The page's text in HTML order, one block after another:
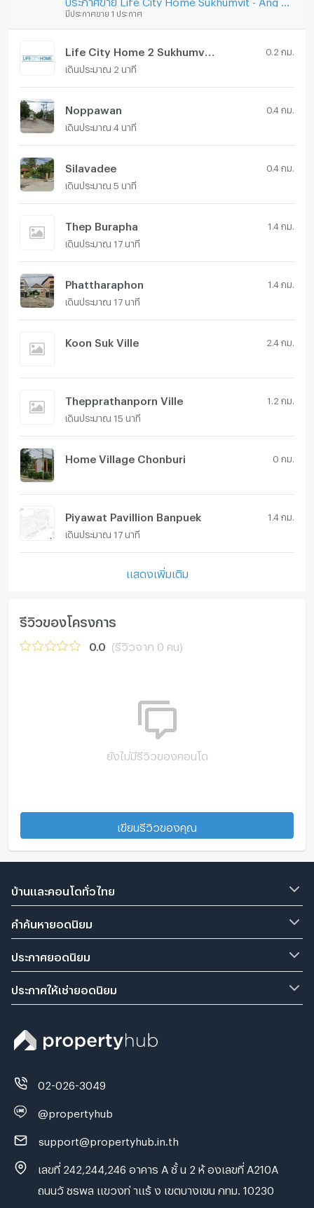
มีประกาศขาย 1 ประกาศ
Life City Home 2 Sukhumvit - Ang Sila 0.2 กม.
เดินประมาณ 2 นาที
Noppawan 0.4 กม.
เดินประมาณ 4 นาที
Silavadee 0.4 กม.
เดินประมาณ 5 นาที
Thep Burapha 1.4 กม.
เดินประมาณ 17 นาที
Phattharaphon 1.4 กม.
เดินประมาณ 17 นาที
Koon Suk Ville 2.4 กม.
Thepprathanporn Ville 1.2 กม.
เดินประมาณ 15 นาที
Home Village Chonburi 0 กม.
Piyawat Pavillion Banpuek 1.4 กม.
เดินประมาณ 17 นาที
แสดงเพิ่มเติม
รีวิวของโครงการ
0.0 (รีวิวจาก 0 คน)
ยังไม่มีรีวิวของคอนโด
เขียนรีวิวของคุณ
บ้านและคอนโดทั่วไทย
คำค้นหายอดนิยม
ประกาศยอดนิยม
ประกาศให้เช่ายอดนิยม
02-026-3049
@propertyhub
support@propertyhub.in.th
เลขที่ 242,244,246 อาคาร A ชั้ น 2 ห้ องเลขที่ A210A
ถนนวั ชรพล แขวงท่ าแร้ ง เขตบางเขน กทม. 10230